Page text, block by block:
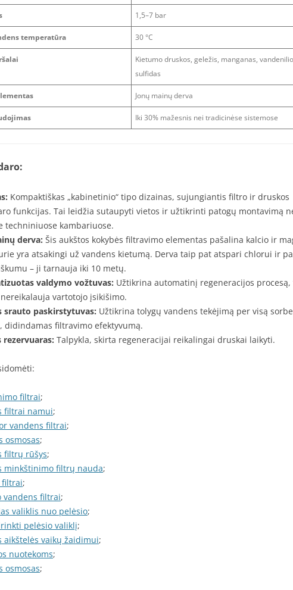
1,5–7 bar
temperatūra 30 °C
Kietumo druskos, geležis, manganas, vandenilio
sulfidas
Jonų mainų derva
Iki 30% mažesnis nei tradicinėse sistemose
Kompaktiškas „kabinetinio“ tipo dizainas, sujungiantis filtro ir druskos
funkcijas. Tai leidžia sutaupyti vietos ir užtikrinti patogų montavimą
techniniuose kambariuose.
derva: Šis aukštos kokybės filtravimo elementas pašalina kalcio ir
yra atsakingi už vandens kietumą. Derva taip pat atspari chlorui ir
– ji tarnauja iki 10 metų.
valdymo vožtuvas: Užtikrina automatinį regeneracijos procesą,
vartotojo įsikišimo.
srauto paskirstytuvas: Užtikrina tolygų vandens tekėjimą per visą
didindamas filtravimo efektyvumą.
rezervuaras: Talpykla, skirta regeneracijai reikalingai druskai laikyti.
filtrai;
filtrai namui;
vandens filtrai;
osmosas;
filtrų rūšys;
minkštinimo filtrų nauda;
filtrai;
vandens filtrai;
valiklis nuo pelėsio;
pelėsio valiklį;
aikštelės vaikų žaidimui;
nuotekoms;
osmosas;